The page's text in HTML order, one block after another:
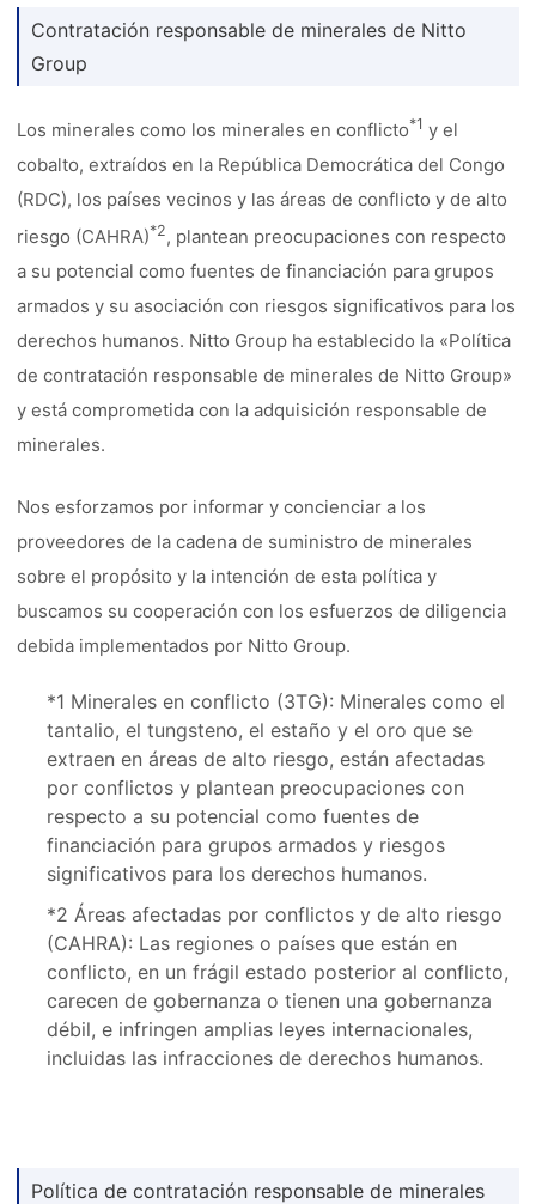
Contratación responsable de minerales de Nitto
Group
Los minerales como los minerales en conflicto*1 y el
cobalto, extraídos en la República Democrática del Congo
(RDC), los países vecinos y las áreas de conflicto y de alto
riesgo (CAHRA)*2, plantean preocupaciones con respecto
a su potencial como fuentes de financiación para grupos
armados y su asociación con riesgos significativos para los
derechos humanos. Nitto Group ha establecido la «Política
de contratación responsable de minerales de Nitto Group»
y está comprometida con la adquisición responsable de
minerales.
Nos esforzamos por informar y concienciar a los
proveedores de la cadena de suministro de minerales
sobre el propósito y la intención de esta política y
buscamos su cooperación con los esfuerzos de diligencia
debida implementados por Nitto Group.
*1 Minerales en conflicto (3TG): Minerales como el
tantalio, el tungsteno, el estaño y el oro que se
extraen en áreas de alto riesgo, están afectadas
por conflictos y plantean preocupaciones con
respecto a su potencial como fuentes de
financiación para grupos armados y riesgos
significativos para los derechos humanos.
*2 Áreas afectadas por conflictos y de alto riesgo
(CAHRA): Las regiones o países que están en
conflicto, en un frágil estado posterior al conflicto,
carecen de gobernanza o tienen una gobernanza
débil, e infringen amplias leyes internacionales,
incluidas las infracciones de derechos humanos.
Política de contratación responsable de minerales